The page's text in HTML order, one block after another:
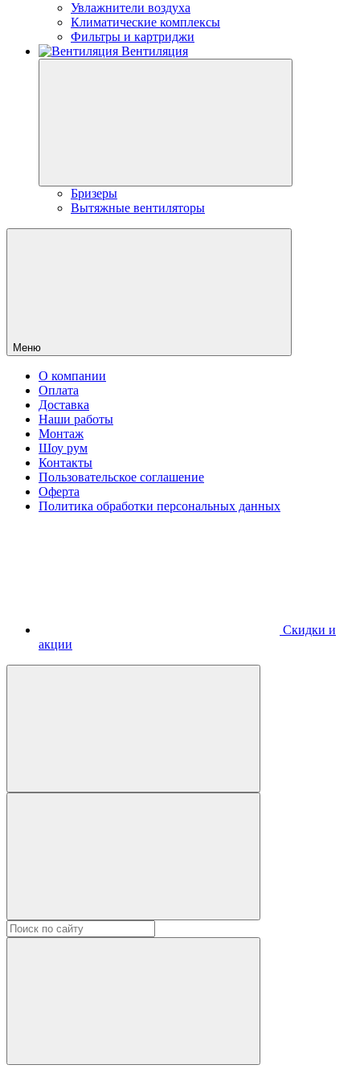
Увлажнители воздуха
Климатические комплексы
Фильтры и картриджи
Вентиляция
Бризеры
Вытяжные вентиляторы
Меню
О компании
Оплата
Доставка
Наши работы
Монтаж
Шоу рум
Контакты
Пользовательское соглашение
Оферта
Политика обработки персональных данных
Скидки и
акции